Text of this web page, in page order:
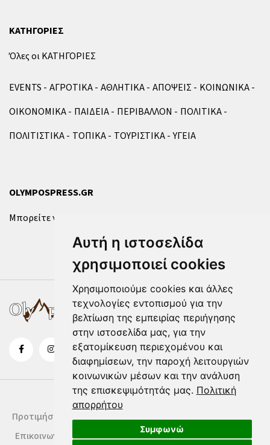
Αυτή η ιστοσελίδα
χρησιμοποιεί cookies
Χρησιμοποιούμε cookies και άλλες
τεχνολογίες εντοπισμού για την
βελτίωση της εμπειρίας περιήγησης
στην ιστοσελίδα μας, για την
εξατομίκευση περιεχομένου και
διαφημίσεων, την παροχή λειτουργιών
κοινωνικών μέσων και την ανάλυση
της επισκεψιμότητάς μας. Πολιτική
απορρήτου
Συμφωνώ
ΚΑΤΗΓΟΡΙΕΣ
Όλες οι ΚΑΤΗΓΟΡΙΕΣ
EVENTS ΑΓΡΟΤΙΚΑ ΑΘΛΗΤΙΚΑ ΑΠΟΨΕΙΣ
ΚΟΙΝΩΝΙΚΑ
ΟΙΚΟΝΟΜΙΚΑ
ΠΑΙΔΕΙΑ ΠΕΡΙΒΑΛΛΟΝ
ΠΟΛΙΤΙΚΑ
ΠΟΛΙΤΙΣΤΙΚΑ
ΤΟΠΙΚΑ ΤΟΥΡΙΣΤΙΚΑ ΥΓΕΙΑ
OLYMPOSPRESS.GR
Μπορείτε να επικοινωνήσετε μαζί μας μέσω της
Προτιμήσεις Cookies Δήλωση Cookies Όροι Χρήσης
Επικοινωνία